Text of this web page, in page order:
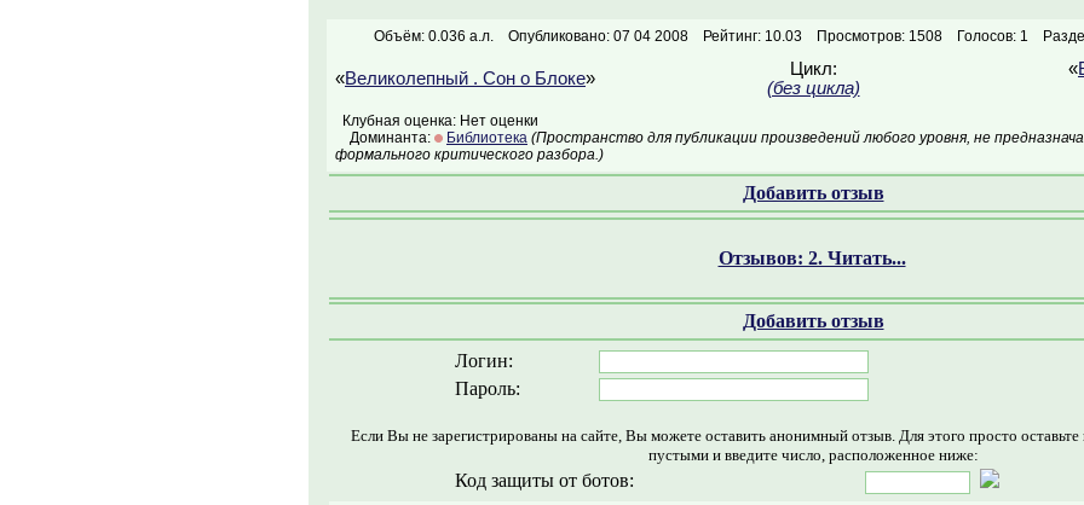
Объём: 0.036 а.л. Опубликовано: 07 04 2008 Рейтинг: 10.03 Просмотров: 1508 Голосов: 1
«Великолепный . Сон о Блоке»
Цикл:
(без цикла)
«
Клубная оценка: Нет оценки
Доминанта:
Библиотека (Пространство для публикации произведений любого уровня, не
формального критического разбора.)
Добавить отзыв
Отзывов: 2. Читать...
Добавить отзыв
Логин:
Пароль:
Если Вы не зарегистрированы на сайте, Вы можете оставить анонимный отзыв. Для этого просто
пустыми и введите число, расположенное ниже:
Код защиты от ботов: